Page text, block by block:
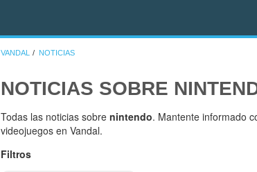
VANDAL NOTICIAS
NOTICIAS SOBRE
Todas las noticias sobre nintendo. Mantente informado
videojuegos en Vandal.
Filtros